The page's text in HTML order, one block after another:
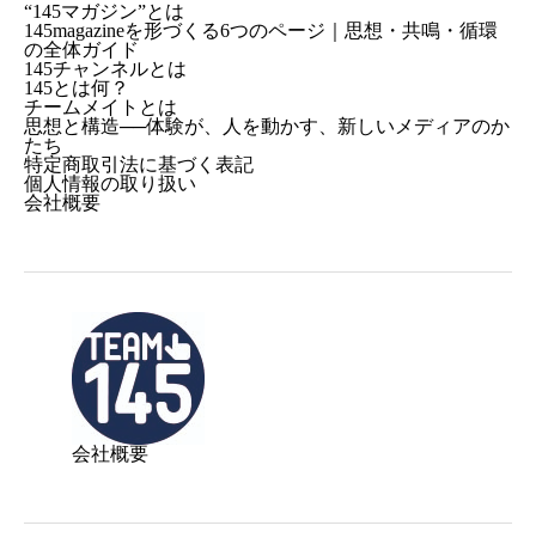
“145マガジン”とは
145magazineを形づくる6つのページ｜思想・共鳴・循環
の全体ガイド
145チャンネルとは
145とは何？
チームメイトとは
思想と構造──体験が、人を動かす、新しいメディアのか
たち
特定商取引法に基づく表記
個人情報の取り扱い
会社概要
会社概要